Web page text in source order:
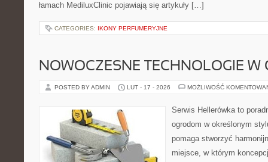
łamach MediluxClinic pojawiają się artykuły […]
CATEGORIES: IKONY PERFUMERYJNE
NOWOCZESNE TECHNOLOGIE W
POSTED BY ADMIN LUT - 17 - 2026 MOŻLIWOŚĆ
Serwis Hellerówka to
ogrodom w określonym
pomaga stworzyć
miejsce, w którym